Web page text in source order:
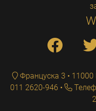
Француска 3 • 11000
011 2620-946